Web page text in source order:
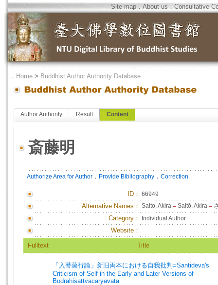
Site map．About us．Consultative
． Home > Buddhist Author Authority Database
Author Authority Result Content
斎藤明
Authorize Area for Author ． Provide Bibliography ． Correction
ID ： 66949
Alternative Names： Saito, Akira = Saitō, Akira =
Category： Individual Author
Website：
Fulltext Title
「入菩薩行論」新旧両本における自我批判=Santideva's
Criticism of Self in the Early and Later Versions of
Bodrahisattvacaryavata